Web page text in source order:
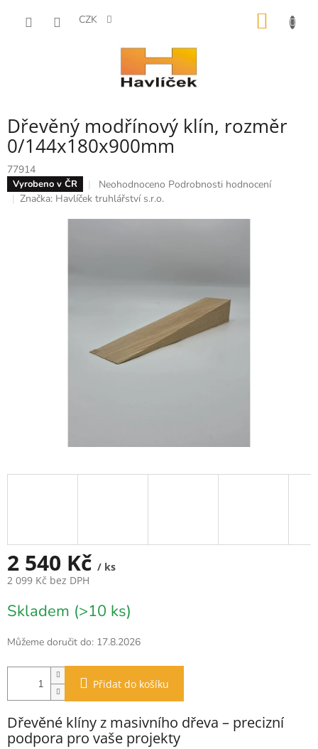
CZK
Dřevěný modřínový klín, rozměr
0/144x180x900mm
77914
Vyrobeno v ČR
Průměrné
hodnocení
Neohodnoceno Podrobnosti hodnocení
Značka: Havlíček truhlářství s.r.o.
2 540 Kč / ks
2 099 Kč bez DPH
cena:
Skladem (>10 ks)
Můžeme doručit do: 17.8.2026
Přidat do košíku
Dřevěné klíny z masivního dřeva – precizní
podpora pro vaše projekty